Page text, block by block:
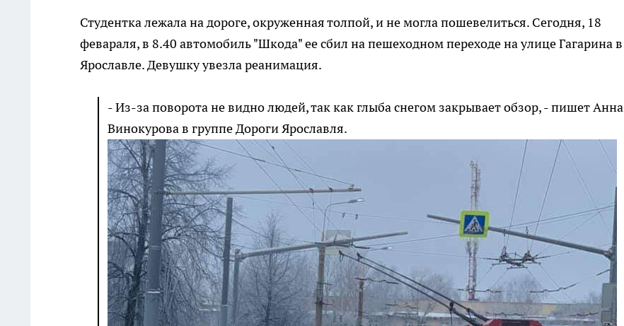
Студентка лежала на дороге, окруженная толпой, и не могла пошевелиться. Сегодня, 18
февараля, в 8.40 автомобиль "Шкода" ее сбил на пешеходном переходе на улице Гагарина в
Ярославле. Девушку увезла реанимация.
- Из-за поворота не видно людей, так как глыба снегом закрывает обзор, - пишет Анна
Винокурова в группе Дороги Ярославля.